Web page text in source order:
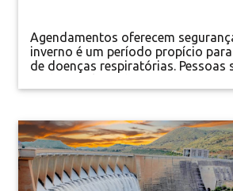
Agendamentos oferecem
inverno é um período propício
de doenças respiratórias.
diminuição dos estoques de
em campanhas educativas para
Especial